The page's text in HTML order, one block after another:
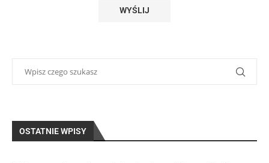
OSTATNIE WPISY